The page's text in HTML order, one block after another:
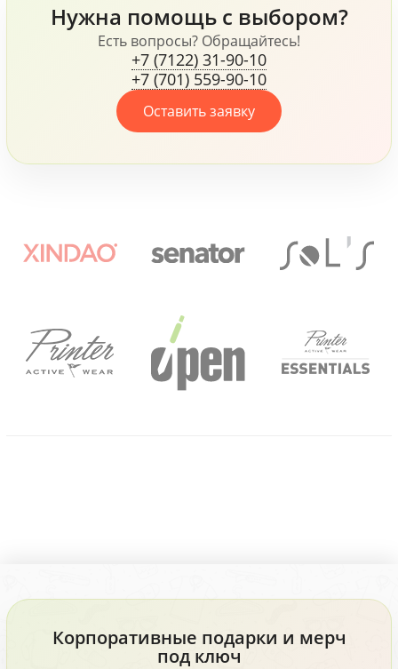
все это говорит о том,
что компания, не
жалеет средств для
своих сотрудников.
Нужна помощь с выбором?
Есть вопросы? Обращайтесь!
+7 (7122) 31-90-10
+7 (701) 559-90-10
Оставить заявку
Корпоративные подарки и мерч
под ключ